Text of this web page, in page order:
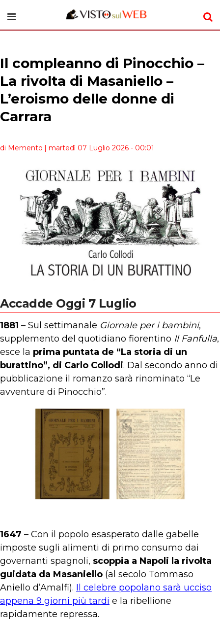
Il compleanno di Pinocchio –
La rivolta di Masaniello –
L’eroismo delle donne di
Carrara
di Memento | martedì 07 Luglio 2026 - 00:01
Accadde Oggi 7 Luglio
1881 – Sul settimanale Giornale per i bambini,
supplemento del quotidiano fiorentino Il Fanfulla,
esce la prima puntata de “La storia di un
burattino”, di Carlo Collodi. Dal secondo anno di
pubblicazione il romanzo sarà rinominato “Le
avventure di Pinocchio”.
1647 – Con il popolo esasperato dalle gabelle
imposte sugli alimenti di primo consumo dai
governanti spagnoli, scoppia a Napoli la rivolta
guidata da Masaniello (al secolo Tommaso
Aniello d’Amalfi). Il celebre popolano sarà ucciso
appena 9 giorni più tardi e la ribellione
rapidamente repressa.